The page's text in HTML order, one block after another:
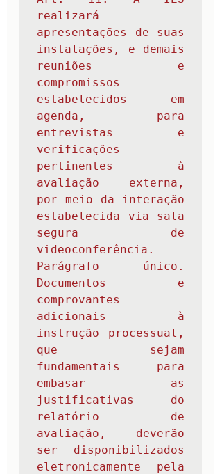
realizará
apresentações de suas
instalações, e demais
reuniões e
compromissos
estabelecidos em
agenda, para
entrevistas e
verificações
pertinentes à
avaliação externa,
por meio da interação
estabelecida via sala
segura de
videoconferência.
Parágrafo único.
Documentos e
comprovantes
adicionais à
instrução processual,
que sejam
fundamentais para
embasar as
justificativas do
relatório de
avaliação, deverão
ser disponibilizados
eletronicamente pela